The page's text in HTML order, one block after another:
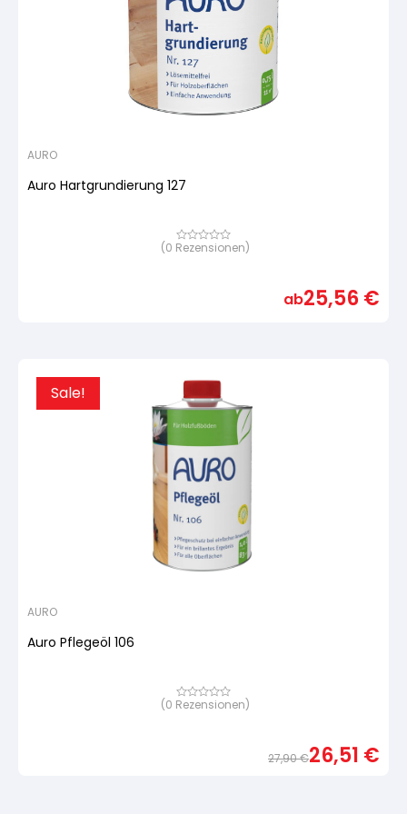
AURO
Auro Hartgrundierung 127
Bewertet
(0 Rezensionen)
ab25,56€
Sale!
AURO
Auro Pflegeöl 106
Bewertet
(0 Rezensionen)
27,90€26,51 €